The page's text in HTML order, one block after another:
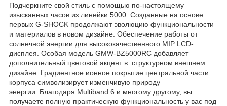
Подчеркните свой стиль с помощью по-настоящему
изысканных часов из линейки 5000. Созданные на основе
первых G-SHOCK продолжают эволюцию функциональности
и материалов в новом дизайне. Обеспечение работы от
солнечной энергии для высококачественного MIP LCD-
дисплея. Особая модель GMW-BZ5000RC добавляет
дополнительный цветовой акцент в структурном внешнем
дизайне. Градиентное ионное покрытие центральной части
корпуса символизирует изменчивую природу
энергии. Благодаря Multiband 6 и многому другому, вы
получаете полную практическую функциональность у вас под